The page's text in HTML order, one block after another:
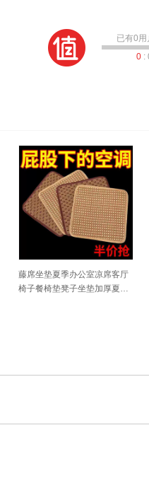
已有0用
0:
藤席坐垫夏季办公室凉席客厅
椅子餐椅垫凳子坐垫加厚夏天